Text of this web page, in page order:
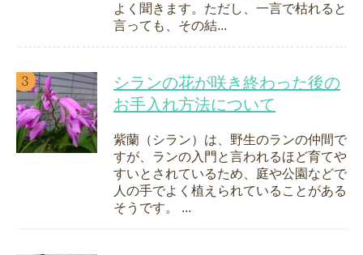
よく聞きます。ただし、一言で枯れると
言っても、その結...
シランの花が咲き終わった後の
お手入れ方法について
紫蘭（シラン）は、野生のランの仲間で
すが、ランの入門と言われるほど育てや
すいとされているため、庭や公園などで
人の手でよく植えられていることがある
そうです。 ...